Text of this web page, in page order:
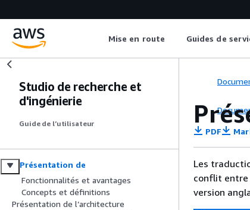
Mise en route Guides de
Studio de recherche et
d'ingénierie
Guide de l’utilisateur
Présentation de
Fonctionnalités et avantages
Concepts et définitions
Présentation de l’architecture
PDF
Les
conflit entre
version